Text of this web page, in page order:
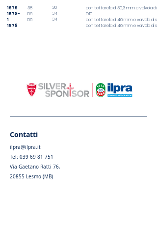
1575
1578-
1
1578
38
56
56
30
34
34
con tettarella d. 30,3 mm e valvola di
D10
con tettarella d. 46 mm e valvola di
con tettarella d. 46 mm e valvola di
Contatti
ilpra@ilpra.it
Tel: 039 69 81 751
Via Gaetano Ratti 76,
20855 Lesmo (MB)